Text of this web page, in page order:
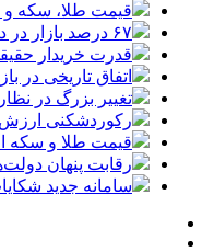
قیمت طلا، سکه و دلار امروز دوشنبه
۶۷ درصد بازار در دامنه مثبت معامله می‌شوند | قدرت خریداران حقیقی در کدام نماد بیشتر است؟
قدرت خریدار حقیقی به ۰.۸ رسید | کدام صنعت بهترین
اتفاق تاریخی در
تغییر بزرگ در
رکوردشکنی ارزش
قیمت طلا و سکه امروز دوشنبه 5مرداد/
رقابت پنهان دولت‌ها بر سر
سامانه جدید